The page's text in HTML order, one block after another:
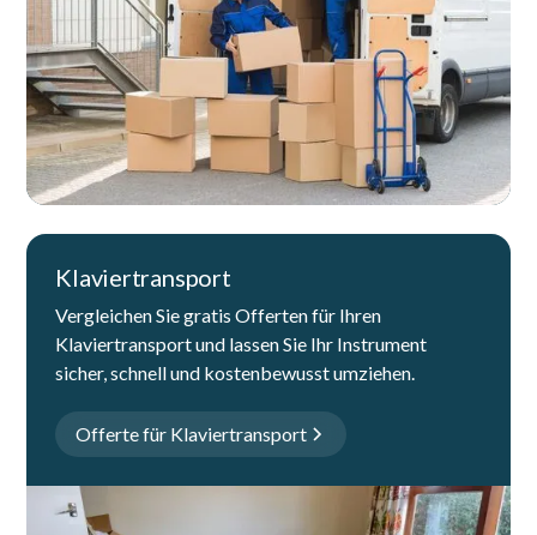
Klaviertransport
Vergleichen Sie gratis Offerten für Ihren
Klaviertransport und lassen Sie Ihr Instrument
sicher, schnell und kostenbewusst umziehen.
Offerte für Klaviertransport